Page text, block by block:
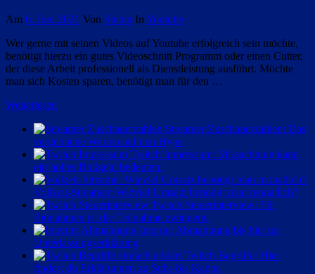
Am 6. Juni 2021 Von Stefan InYoutube
Wer gerne mit seinen Videos auf Youtube erfolgreich sein möchte,
benötigt hierzu ein gutes Videoschnitt Programm oder einen Cutter,
der diese Arbeit professionell als Dienstleistung ausführt. Möchte
man sich Kosten sparen, benötigt man für den …
Weiterlesen
Streamer Zuschauerzahlen: Das
vergebliche Warten auf den Hype
Twitch Impressum: Missachtung kann
ein hohes Bußgeld bedeuten!
Vollzeit-Streamer: Wieviel Umsatz benötigt man monatlich?
Twitch Steuerinterview: Für
Einnahmen ist die Teilnahme zwingend
Internet Abmahnung bis hin zur
Unterlassungserklärung
Twitch Begriffe: Hier
findest du Erklärungen zu Subs bis Kappa